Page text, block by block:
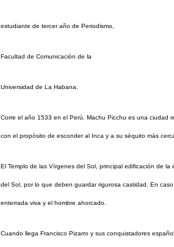
estudiante de tercer año de Periodismo,
Facultad de Comunicación de la
Universidad de La Habana.
Corre el año 1533 en el Perú. Machu Picchu es una ciudad
con el propósito de esconder al Inca y a su séquito más
El Templo de las Vírgenes del Sol, principal edificación de
del Sol, por lo que deben guardar rigurosa castidad. En
enterrada viva y el hombre ahorcado.
Cuando llega Francisco Pizarro y sus conquistadores